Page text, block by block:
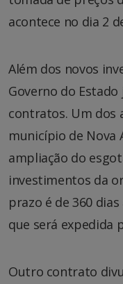
acontece no dia 2
Além dos novos
Governo do Estado
contratos. Um dos
município de Nova
ampliação do
investimentos da
prazo é de 360
que será expedida
Outro contrato